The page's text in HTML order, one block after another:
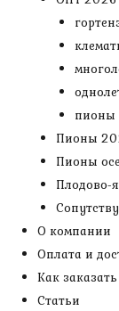
пионы
Пионы
Пионы
Плодово-
О компании
Оплата и
Как заказать
Статьи